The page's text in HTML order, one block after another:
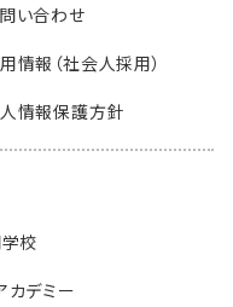
い合わせ
情報（社会人採用）
情報保護方針
校
カデミー